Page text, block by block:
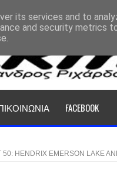
FACEBOOK
50: HENDRIX EMERSON LAKE
its services and to
and security metrics